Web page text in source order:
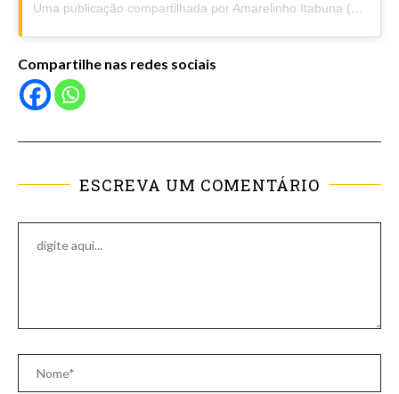
Uma publicação compartilhada por Amarelinho Itabuna (@amarelinhoitabuna)
Compartilhe nas redes sociais
ESCREVA UM COMENTÁRIO